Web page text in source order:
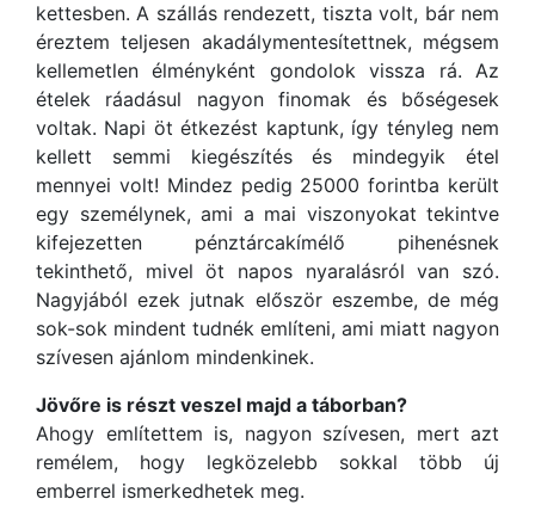
kettesben. A szállás rendezett, tiszta volt, bár nem
éreztem teljesen akadálymentesítettnek, mégsem
kellemetlen élményként gondolok vissza rá. Az
ételek ráadásul nagyon finomak és bőségesek
voltak. Napi öt étkezést kaptunk, így tényleg nem
kellett semmi kiegészítés és mindegyik étel
mennyei volt! Mindez pedig 25000 forintba került
egy személynek, ami a mai viszonyokat tekintve
kifejezetten pénztárcakímélő pihenésnek
tekinthető, mivel öt napos nyaralásról van szó.
Nagyjából ezek jutnak először eszembe, de még
sok-sok mindent tudnék említeni, ami miatt nagyon
szívesen ajánlom mindenkinek.
Jövőre is részt veszel majd a táborban?
Ahogy említettem is, nagyon szívesen, mert azt
remélem, hogy legközelebb sokkal több új
emberrel ismerkedhetek meg.